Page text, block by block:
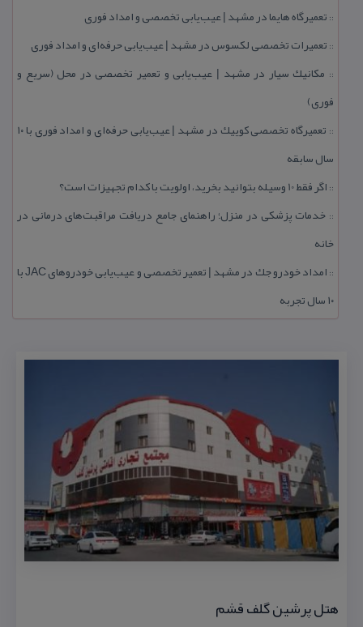
:: تعمیرگاه هایما در مشهد | عیب‌یابی تخصصی و امداد فوری
:: تعمیرات تخصصی لكسوس در مشهد | عیب‌یابی حرفه‌ای و امداد فوری
:: مكانیك سیار در مشهد | عیب‌یابی و تعمیر تخصصی در محل (سریع و
فوری)
::
تعمیرگاه تخصصی كوییك در مشهد | عیب‌یابی حرفه‌ای و امداد فوری با ۱۰
سال سابقه
:: اگر فقط 10 وسیله بتوانید بخرید، اولویت با كدام تجهیزات است؟
:: خدمات پزشكی در منزل؛ راهنمای جامع دریافت مراقبت‌های درمانی در
خانه
::
امداد خودرو جك در مشهد | تعمیر تخصصی و عیب‌یابی خودروهای JAC با
۱۰ سال تجربه
هتل پرشین گلف قشم